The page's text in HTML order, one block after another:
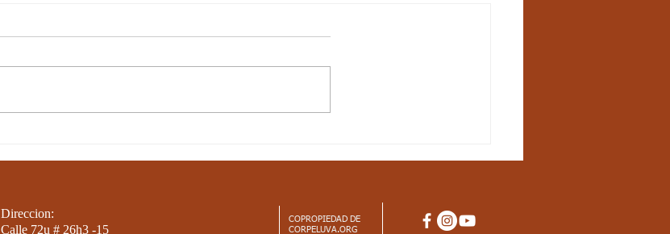
curriculares 3periodo. G3
ser social e histórico, miembro de
3periodo. G3
números (ser par, ser impar, etc.)
COPROPIEDAD DE
CORPELUVA.ORG
Direccion:
Calle 72u # 26h3 -15